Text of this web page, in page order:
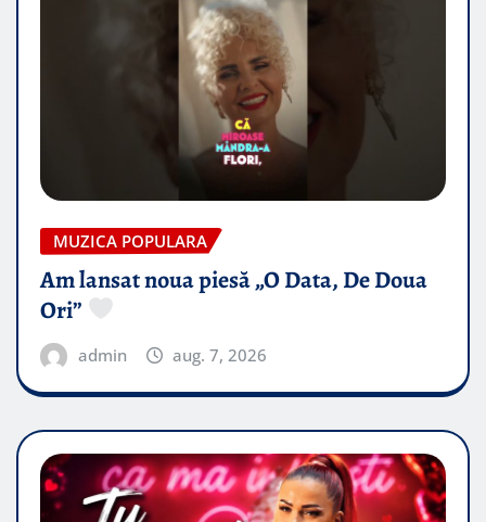
MUZICA POPULARA
Am lansat noua piesă „O Data, De Doua
Ori”
admin aug. 7, 2026